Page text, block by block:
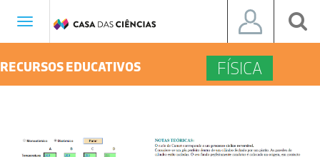
Toggle
RECURSOS EDUCATIVOS FÍSICA